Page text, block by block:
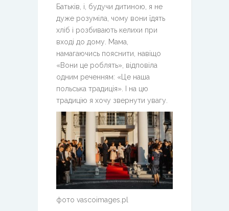
Батьків, і, будучи дитиною, я не
дуже розуміла, чому вони їдять
хліб і розбивають келихи при
вході до дому. Мама,
намагаючись пояснити, навіщо
«Вони це роблять», відповіла
одним реченням: «Це наша
польська традиція». І на цю
традицію я хочу звернути увагу.
фото vascoimages.pl